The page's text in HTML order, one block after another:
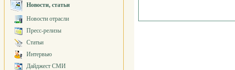
Новости, статьи
Новости отрасли
Пресс-релизы
Статьи
Интервью
Дайджест СМИ